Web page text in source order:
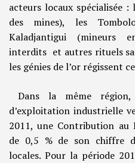
acteurs locaux spécialisée
des mines), les
Kaladjantigui (mineurs
interdits et autres rituels
les génies de l’or régissent ce
Dans la même
d’exploitation industrielle
2011, une Contribution au
de 0,5 % de son chiffre
locales. Pour la période